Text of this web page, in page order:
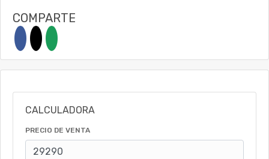
COMPARTE
CALCULADORA
PRECIO DE VENTA